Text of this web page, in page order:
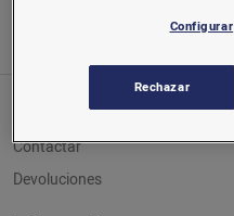
Servicio al cliente
Contactar
Devoluciones
Configurar
Rechazar